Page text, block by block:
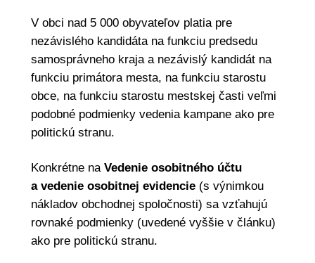
V obci nad 5 000 obyvateľov platia pre
nezávislého kandidáta na funkciu predsedu
samosprávneho kraja a nezávislý kandidát na
funkciu primátora mesta, na funkciu starostu
obce, na funkciu starostu mestskej časti veľmi
podobné podmienky vedenia kampane ako pre
politickú stranu.
Konkrétne naVedenie osobitného účtu
a vedenie osobitnej evidencie (s výnimkou
nákladov obchodnej spoločnosti) sa vzťahujú
rovnaké podmienky (uvedené vyššie v článku)
ako pre politickú stranu.